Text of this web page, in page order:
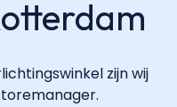
zijn wij